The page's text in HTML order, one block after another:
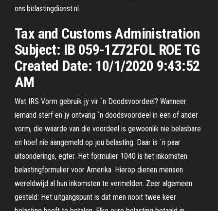
ons.belastingdienst.nl
Tax and Customs Administration
Subject: IB 059-1Z72FOL ROE TG
Created Date: 10/1/2020 9:43:52
AM
Wat IRS Vorm gebruik jy vir `n Doodsvoordeel? Wanneer
iemand sterf en jy ontvang `n doodsvoordeel in een of ander
vorm, die waarde van die voordeel is gewoonlik nie belasbare
en hoef nie aangemeld op jou belasting. Daar is `n paar
uitsonderings, egter. Het formulier 1040 is het inkomsten
belastingformulier voor Amerika. Hierop dienen mensen
wereldwijd al hun inkomsten te vermelden. Zeer algemeen
gesteld: Het uitgangspunt is dat men nooit twee keer